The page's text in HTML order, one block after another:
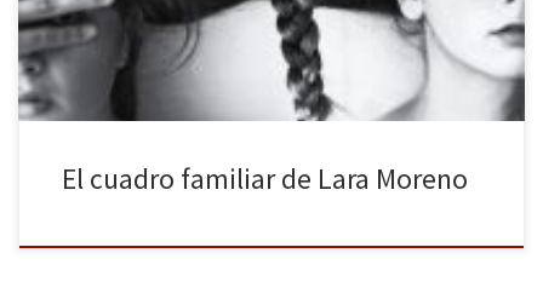
y que […]
El cuadro familiar de Lara Moreno